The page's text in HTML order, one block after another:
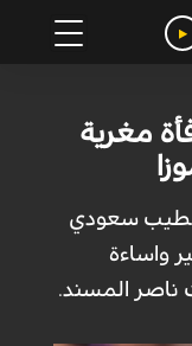
مغرية
وخطيب سعودي
واساءة
ناصر المسند.